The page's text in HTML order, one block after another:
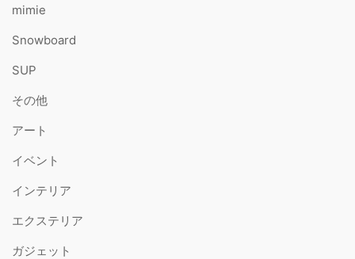
mimie
Snowboard
SUP
その他
アート
イベント
インテリア
エクステリア
ガジェット